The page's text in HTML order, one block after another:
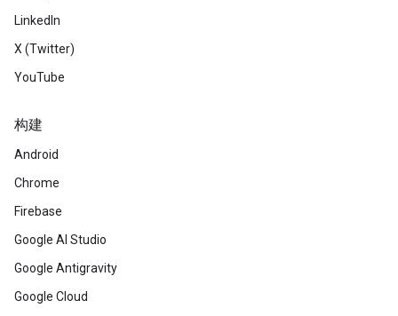
LinkedIn
X (Twitter)
YouTube
构建
Android
Chrome
Firebase
Google AI Studio
Google Antigravity
Google Cloud